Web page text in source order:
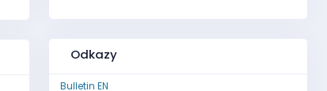
Odkazy
Bulletin EN